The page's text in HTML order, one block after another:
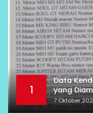
1
Data
yang
7 Oktober